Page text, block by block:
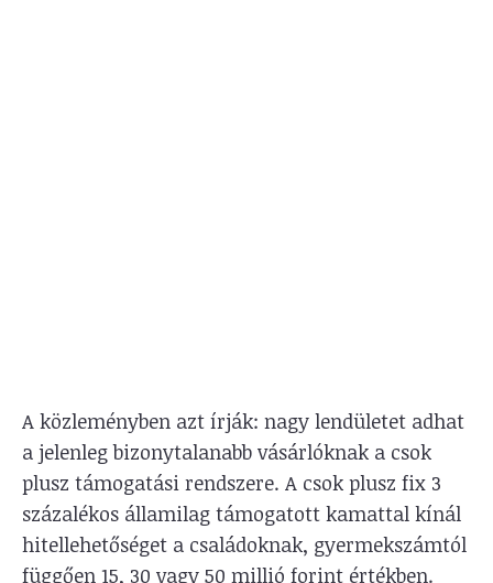
A közleményben azt írják: nagy lendületet adhat
a jelenleg bizonytalanabb vásárlóknak a csok
plusz támogatási rendszere. A csok plusz fix 3
százalékos államilag támogatott kamattal kínál
hitellehetőséget a családoknak, gyermekszámtól
függően 15, 30 vagy 50 millió forint értékben.